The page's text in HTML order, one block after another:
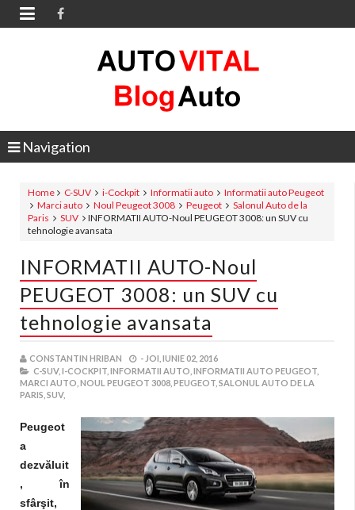

Navigation
Home C-SUV i-Cockpit Informatii auto
Informatii auto Peugeot
Marci auto
Noul Peugeot 3008 Peugeot
Salonul Auto de la
Paris
SUV
INFORMATII AUTO-Noul PEUGEOT 3008: un SUV cu
tehnologie avansata
INFORMATII AUTO-Noul
PEUGEOT 3008: un SUV cu
tehnologie avansata
CONSTANTIN HRIBAN - JOI, IUNIE 02, 2016
C-SUV, I-COCKPIT, INFORMATII AUTO, INFORMATII AUTO PEUGEOT,
MARCI AUTO, NOUL PEUGEOT 3008, PEUGEOT, SALONUL AUTO DE LA
PARIS, SUV,
Peugeot
a
dezvăluit
, în
sfârşit,